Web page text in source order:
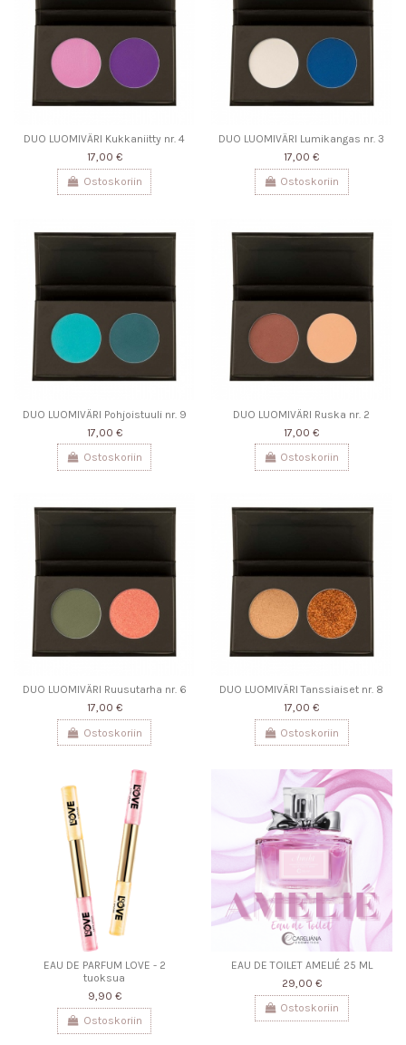
DUO LUOMIVÄRI Kukkaniitty nr. 4
17,00 €
Ostoskoriin
DUO LUOMIVÄRI Lumikangas nr. 3
17,00 €
Ostoskoriin
DUO LUOMIVÄRI Pohjoistuuli nr. 9
17,00 €
Ostoskoriin
DUO LUOMIVÄRI Ruska nr. 2
17,00 €
Ostoskoriin
DUO LUOMIVÄRI Ruusutarha nr. 6
17,00 €
Ostoskoriin
DUO LUOMIVÄRI Tanssiaiset nr. 8
17,00 €
Ostoskoriin
EAU DE PARFUM LOVE - 2
tuoksua
9,90 €
Ostoskoriin
EAU DE TOILET AMELIÉ 25 ML
29,00 €
Ostoskoriin